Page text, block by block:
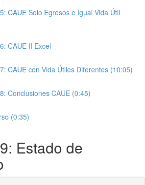
CAUE Solo Egresos e Igual Vida Útil
CAUE II Excel
CAUE con Vida Útiles Diferentes (10:05)
Conclusiones CAUE (0:45)
(0:35)
Estado de